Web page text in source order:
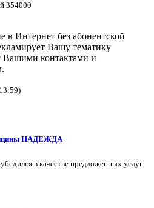
354000
Интернет без абонентской
Вашу тематику
Вашими контактами и
НАДЕЖДА
в качестве предложенных услуг